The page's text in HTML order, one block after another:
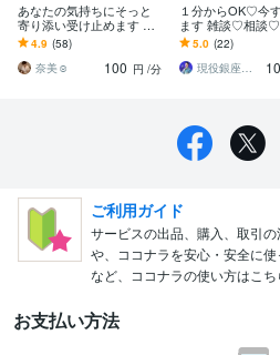
あなたの気持ちにそっと
寄り添い受け止めます 悩
み相談？甘えたい？雑
談？心がスル〜ッと軽く
なるひととき♥️
4.9 (58)
奈美☺︎
100 円 /分
１分からOK♡今
ます 雑談♡相談♡
くてもOK！気軽に
話しましょ♡
5.0 (22)
現役銀座ホステス【ミータン】人生相談
ご利用ガイド
サービスの出品、購入、取引
や、ココナラを安心・安全に
など、ココナラの使い方はこち
お支払い方法